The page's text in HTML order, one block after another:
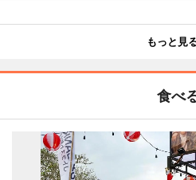
もっと見
食べ